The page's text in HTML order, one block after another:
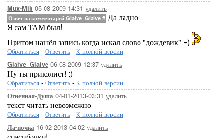
Mux-Mih 05-08-2009-14:31 удалить
Ответ на комментарий Glaive_Glaive # Да ладно!
Я сам ТАМ был!
Притом нашёл запись когда искал слово "дождевик" =)
Обратиться - Ответить - К полной версии
Glaive_Glaive 06-08-2009-12:37 удалить
Ну ты приколист! ;)
Обратиться - Ответить - К полной версии
Огненная-Душа 04-01-2013-03:31 удалить
текст читать невозможно
Обратиться - Ответить - К полной версии
Ла-почка 16-02-2013-04:02 удалить